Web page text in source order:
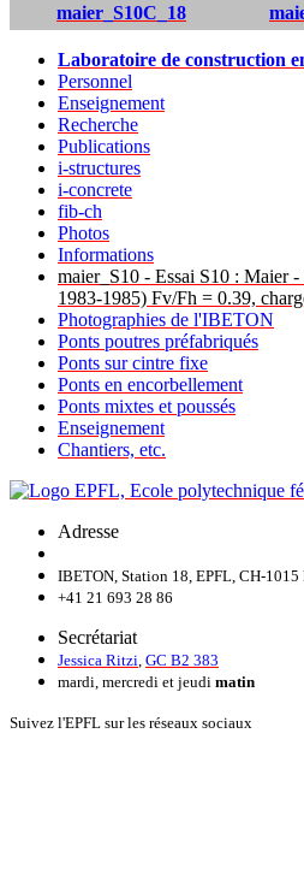
maier_S10C_18
Laboratoire de construction
Personnel
Enseignement
Recherche
Publications
i-structures
i-concrete
fib-ch
Photos
Informations
maier_S10 - Essai S10 : Maier
1983-1985) Fv/Fh = 0.39,
Photographies de l'IBETON
Ponts poutres préfabriqués
Ponts sur cintre fixe
Ponts en encorbellement
Ponts mixtes et poussés
Enseignement
Chantiers, etc.
Adresse
IBETON, Station 18, EPFL, CH-1015
+41 21 693 28 86
Secrétariat
Jessica Ritzi GC B2 383
mardi, mercredi et jeudi matin
Suivez l'EPFL sur les réseaux sociaux